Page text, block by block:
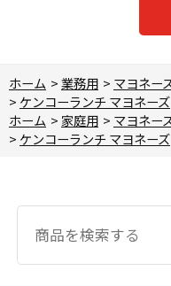
ホーム >業務用 > マヨネー
> ケンコーランチ マヨネーズ
ホーム > 家庭用 > マヨネー
> ケンコーランチ マヨネーズ